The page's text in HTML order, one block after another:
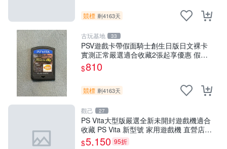
競標 剩4163天
古玩基地 33
PSV遊戲卡帶假面騎士創生日版日文裸卡
實測正常嚴選適合收藏2張起享優惠 假面
騎士 創生 PSV 卡帶
$810
競標 剩4163天
觀己 27
PS Vita大型版嚴選全新未開封遊戲機適合
收藏 PS Vita 新型號 家用遊戲機 直營店優
選
$5,150 95折